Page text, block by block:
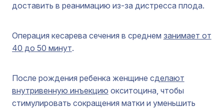
доставить в реанимацию из-за дистресса плода.
Операция кесарева сечения в среднем занимает от
40 до 50 минут.
После рождения ребенка женщине сделают
внутривенную инъекцию окситоцина, чтобы
стимулировать сокращения матки и уменьшить